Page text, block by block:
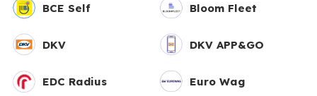
BCE Self Bloom Fleet
DKV DKV APP&GO
EDC Radius Euro Wag